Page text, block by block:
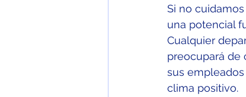
Si no
una potencial
Cualquier
preocupará de
sus
clima positivo.